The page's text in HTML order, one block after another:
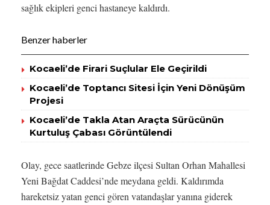
sağlık ekipleri genci hastaneye kaldırdı.
Benzer haberler
Kocaeli’de Firari Suçlular Ele Geçirildi
Kocaeli’de Toptancı Sitesi İçin Yeni Dönüşüm
Projesi
Kocaeli’de Takla Atan Araçta Sürücünün
Kurtuluş Çabası Görüntülendi
Olay, gece saatlerinde Gebze ilçesi Sultan Orhan Mahallesi
Yeni Bağdat Caddesi’nde meydana geldi. Kaldırımda
hareketsiz yatan genci gören vatandaşlar yanına giderek